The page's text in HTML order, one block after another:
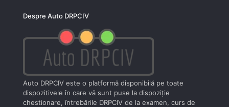
Despre Auto DRPCIV
Auto DRPCIV este o platformă disponibilă pe toate
dispozitivele în care vă sunt puse la dispoziţie
chestionare, întrebările DRPCIV de la examen, curs de